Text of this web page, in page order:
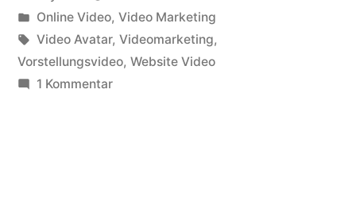
Persönlichkeit
im
Video
von
Veröffentlicht
in
Online Video, Video Marketing
Schlagwörter:
Video Avatar, Videomarketing,
Vorstellungsvideo, Website Video
1 Kommentarzu